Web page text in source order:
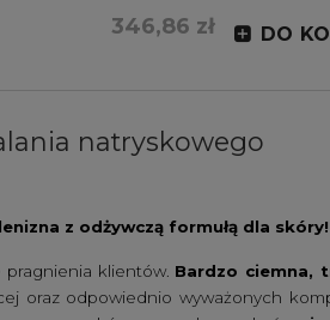
346,86 zł DO
natryskowego
z odżywczą formułą dla skóry!
pragnienia klientów. Bardzo ciemna,
oraz odpowiednio wyważonych